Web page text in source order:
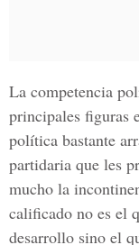
La competencia
principales figuras
política bastante
partidaria que les
mucho la
calificado no es el
desarrollo sino el